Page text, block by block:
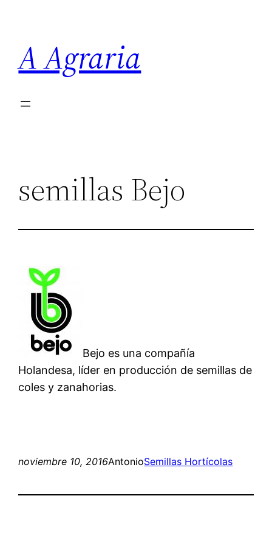
contenido
A Agraria
semillas Bejo
Bejo es una compañía
Holandesa, líder en producción de semillas de
coles y zanahorias.
noviembre 10, 2016AntonioSemillas Hortícolas